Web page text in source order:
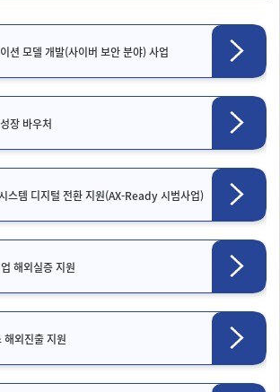
션 모델 개발(사이버 보안 분야) 사업
장 바우처
스템 디지털 전환 지원(AX-Ready 시범사업)
해외실증 지원
해외진출 지원